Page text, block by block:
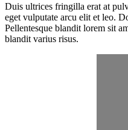
Duis ultrices fringilla erat at
eget vulputate arcu elit et leo.
Pellentesque blandit lorem sit
blandit varius risus.